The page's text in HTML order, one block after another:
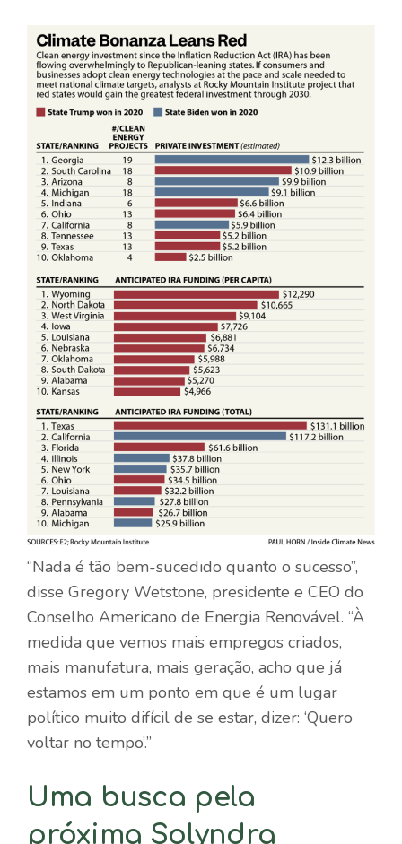
“Nada é tão bem-sucedido quanto o sucesso”,
disse Gregory Wetstone, presidente e CEO do
Conselho Americano de Energia Renovável. “À
medida que vemos mais empregos criados,
mais manufatura, mais geração, acho que já
estamos em um ponto em que é um lugar
político muito difícil de se estar, dizer: ‘Quero
voltar no tempo’.”
Uma busca pela
próxima Solyndra